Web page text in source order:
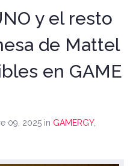
y el resto
de Mattel
en GAME
09, 2025 in GAMERGY,